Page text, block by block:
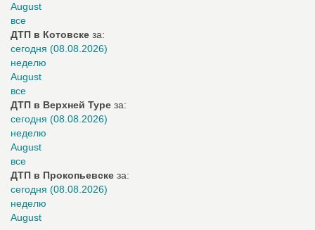
August
все
ДТП в Котовске за:
сегодня (08.08.2026)
неделю
August
все
ДТП в Верхней Туре за:
сегодня (08.08.2026)
неделю
August
все
ДТП в Прокопьевске за:
сегодня (08.08.2026)
неделю
August